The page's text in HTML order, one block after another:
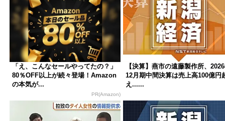
「え、こんなセールやってたの？」
80％OFF以上が続々登場！Amazon
の本気が...
PR(Amazon)
【決算】燕市の遠藤製作所、
12月期中間決算は売上高100億円
え......